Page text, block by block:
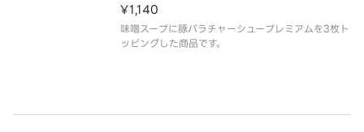
¥1,140
味噌スープに豚バラチャーシュープレミアムを3枚ト
ッピングした商品です。